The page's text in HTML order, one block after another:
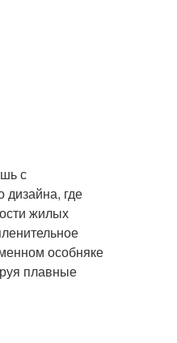
с
где
жилых
особняке
плавные